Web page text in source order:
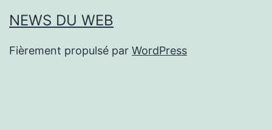
NEWS DU WEB
Fièrement propulsé par WordPress